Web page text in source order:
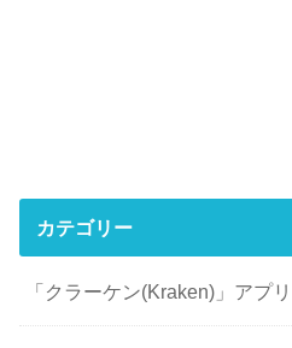
カテゴリー
「クラーケン(Kraken)」アプリ